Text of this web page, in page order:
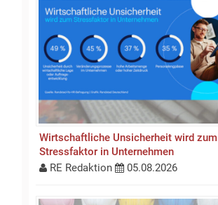
Wirtschaftliche Unsicherheit wird zum
Stressfaktor in Unternehmen
RE Redaktion
05.08.2026